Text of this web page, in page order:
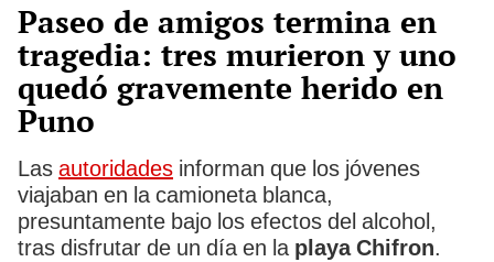
Paseo de amigos termina en
tragedia: tres murieron y uno
quedó gravemente herido en
Puno
Las autoridades informan que los jóvenes
viajaban en la camioneta blanca,
presuntamente bajo los efectos del alcohol,
tras disfrutar de un día en la playa Chifron.